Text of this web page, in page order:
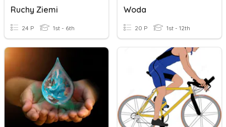
Ruchy Ziemi
24 P 1st - 6th
Woda
20 P 1st - 12th